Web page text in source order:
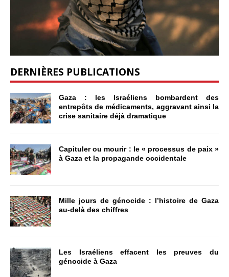
DERNIÈRES PUBLICATIONS
Gaza : les Israéliens bombardent des
entrepôts de médicaments, aggravant ainsi la
crise sanitaire déjà dramatique
Capituler ou mourir : le « processus de paix »
à Gaza et la propagande occidentale
Mille jours de génocide : l’histoire de Gaza
au-delà des chiffres
Les Israéliens effacent les preuves du
génocide à Gaza